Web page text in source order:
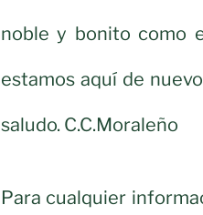
noble y bonito como
estamos aquí de
saludo. C.C.Moraleño
Para cualquier